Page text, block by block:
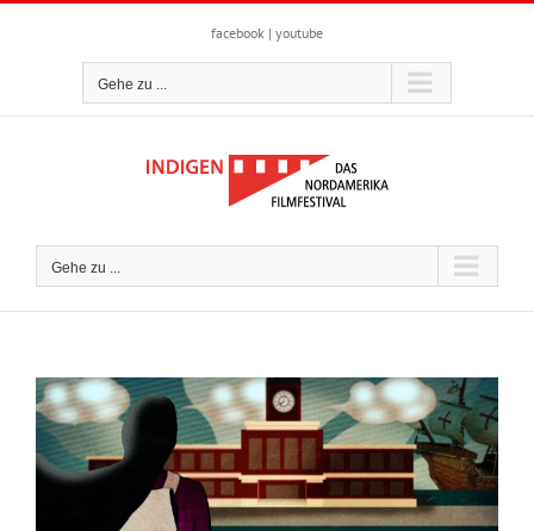
Zum
facebook | youtube
Gehe zu ...
Gehe zu ...